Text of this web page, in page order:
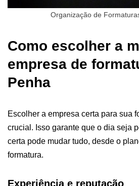
Organização de
Como escolher a
empresa de
Penha
Escolher a empresa certa para sua
crucial. Isso garante que o dia seja
certa pode mudar tudo, desde o
formatura.
Experiência e reputação